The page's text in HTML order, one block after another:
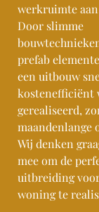
werkruimte
Door slimme
prefab
een uitbouw
kostenefficiënt
gerealiseerd,
maandenlange
Wij denken
mee om de
uitbreiding
woning te